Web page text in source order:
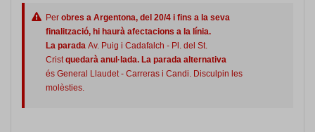
Per obres a Argentona, del 20/4 i fins a la seva
finalització, hi haurà afectacions a la línia.
La parada Av. Puig i Cadafalch - Pl. del St.
Cristquedarà anul·lada. La parada alternativa
és General Llaudet - Carreras i Candi. Disculpin les
molèsties.